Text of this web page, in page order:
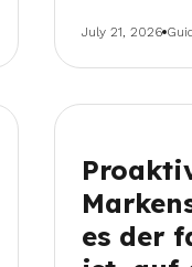
July 21, 2026
es der